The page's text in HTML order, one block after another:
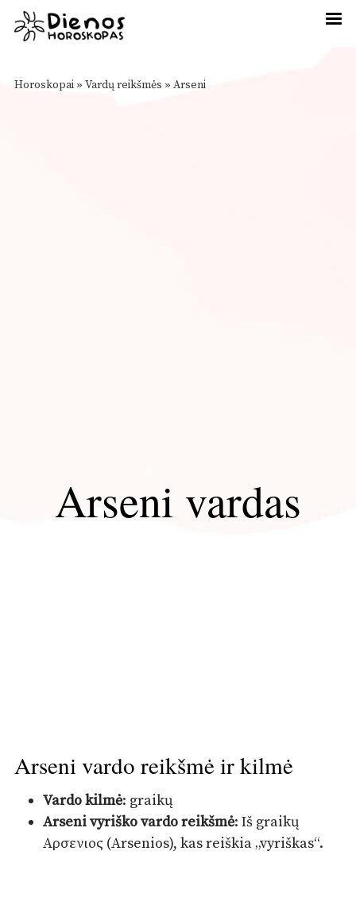
Horoskopai » Vardų reikšmės » Arseni
Arseni vardas
Arseni vardo reikšmė ir kilmė
Vardo kilmė: graikų
Arseni vyriško vardo reikšmė: Iš graikų
Αρσενιος (Arsenios), kas reiškia „vyriškas“.